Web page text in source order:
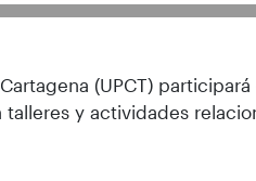
(UPCT) participará
talleres y actividades